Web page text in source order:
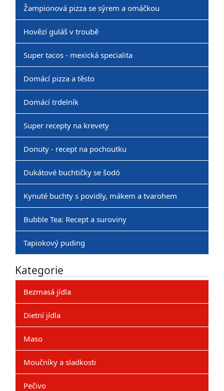
Žampionová pizza se sýrem a omáčkou
Hovězí guláš v troubě
Super tacos - mexická specialita
Domácí pizza a těsto
Domácí trdelník
Super recepty na krevety
Donuty - recept na pochoutku
Dukátové buchtičky se šodó
Kynuté buchty s povidly, mákem a tvarohem
Bubble Tea: Recept a suroviny
Tapiokový puding
Kategorie
Bezmasá jídla
Dietní jídla
Maso
Moučníky a sladkosti
Pečivo